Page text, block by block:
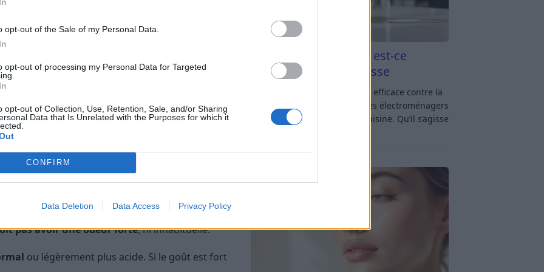
opt-out of the Sale of my Personal Data.
opt-out of processing my Personal Data for Targeted
opt-out of Collection, Use, Retention, Sale, and/or Sharing
Data that Is Unrelated with the Purposes for which it
CONFIRM
Data Deletion Data Access Privacy Policy
est encore bon ?
il est impératif deréaliser quelques tests
malgré sa date de péremption dépassée.
à vos sens
. Vous allez vite apprendre à
au réfrigérateur, sinon vous pouvez le mettre à
être comme d’habitude, et ne pas gonfler.
vous ne voyez pas de moisissure, et si la texture
pas avoir une odeur forte, ni inhabituelle.
ou légèrement plus acide. Si le goût est fort
Vinaigre blanc et four est-ce
efficace contre la graisse
Vinaigre blanc et four : est-ce efficace contre la
graisse ? Le four fait partie des électroménagers
les plus sollicités dans une cuisine. Qu’il s’agisse